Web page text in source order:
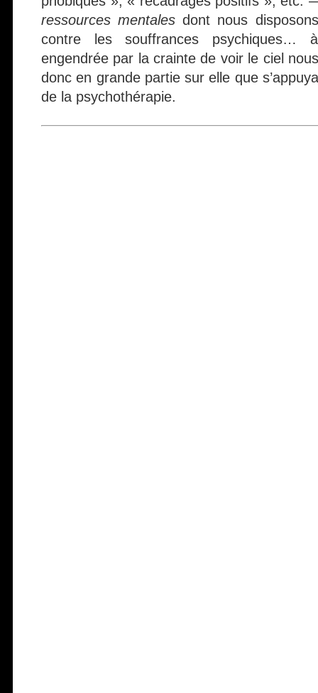
ressources mentales dont nous
contre les souffrances psychiques…
engendrée par la crainte de voir le ciel
donc en grande partie sur elle que
de la psychothérapie.